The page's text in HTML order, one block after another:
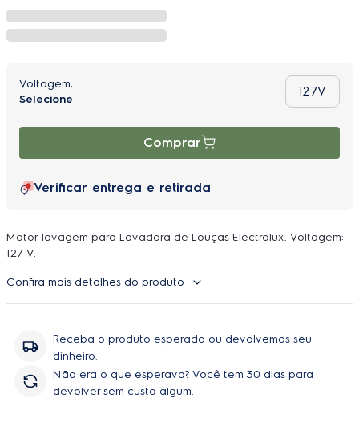
127V
Comprar
Verificar entrega e retirada
Motor lavagem para Lavadora de Louças Electrolux. Voltagem:
127 V.
Confira mais detalhes do produto
Receba o produto esperado ou devolvemos seu
dinheiro.
Não era o que esperava? Você tem 30 dias para
devolver sem custo algum.